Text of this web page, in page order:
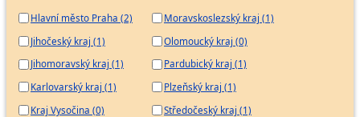
Hlavní město Praha (2)
Jihočeský kraj (1)
Jihomoravský kraj (1)
Karlovarský kraj (1)
Kraj Vysočina (0)
Moravskoslezský kraj (1)
Olomoucký kraj (0)
Pardubický kraj (1)
Plzeňský kraj (1)
Středočeský kraj (1)